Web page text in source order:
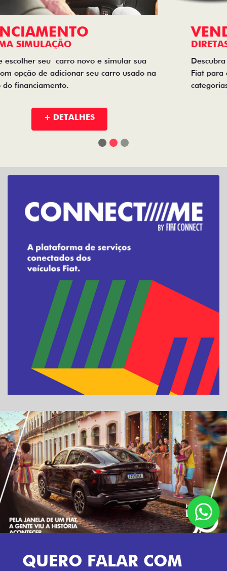
NOVOS
TORO
FASTBACK
CRONOS
SCUDO
NOVO DUCATO
MOBI
VENDAS DIRETAS
VENDAS PARA PCD
SOLUÇÕES FINANCEIRAS
SEMINOVOS
PÓS VENDAS